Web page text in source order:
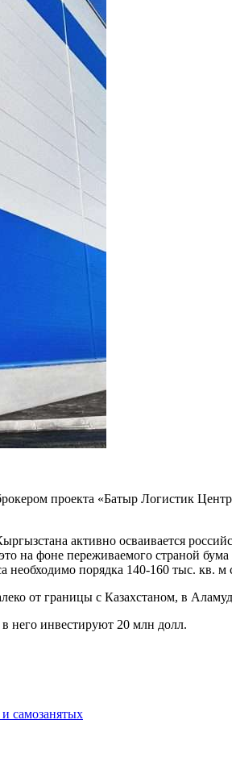
проекта «Батыр Логистик
активно осваивается
на фоне переживаемого страной
необходимо порядка 140-160 тыс. кв.
от границы с Казахстаном, в
него инвестируют 20 млн долл.
самозанятых